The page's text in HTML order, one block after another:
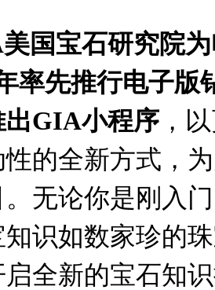
美国宝石研究院
率先推行电子版
GIA小程序 ，
的全新方式，
无论你是刚入
识如数家珍的
全新的宝石知